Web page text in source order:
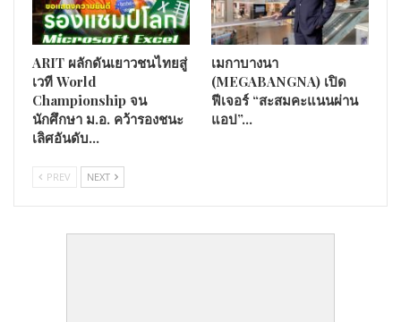
ARIT ผลักดันเยาวชนไทยสู่
เวที World
Championship จน
นักศึกษา ม.อ. คว้ารองชนะ
เลิศอันดับ…
เมกาบางนา
(MEGABANGNA) เปิด
ฟีเจอร์ “สะสมคะแนนผ่าน
แอป”…
PREV NEXT